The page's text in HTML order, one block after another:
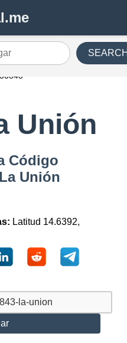
30843
Unión
Código
Unión
Latitud 14.6392,